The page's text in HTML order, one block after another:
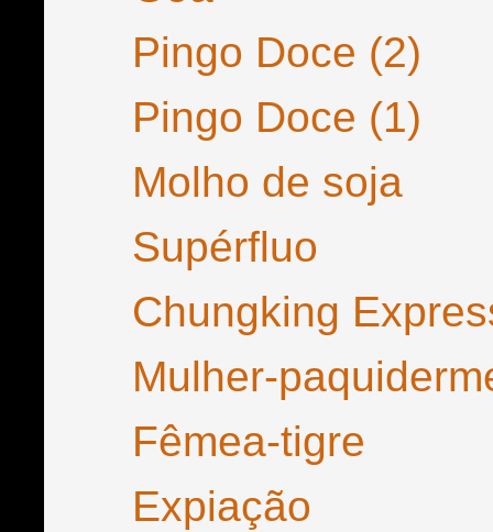
Pingo Doce (2)
Pingo Doce (1)
Molho de soja
Supérfluo
Chungking
Mulher-
Fêmea-tigre
Expiação